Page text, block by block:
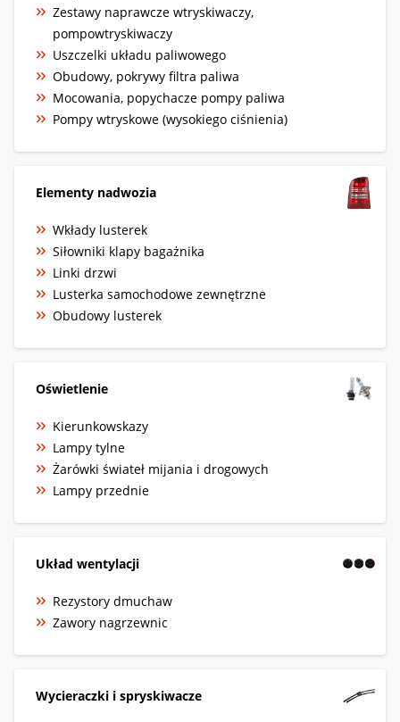
Zestawy naprawcze wtryskiwaczy,
pompowtryskiwaczy
Uszczelki układu paliwowego
Obudowy, pokrywy filtra paliwa
Mocowania, popychacze pompy paliwa
Pompy wtryskowe (wysokiego ciśnienia)
Elementy nadwozia
Wkłady lusterek
Siłowniki klapy bagażnika
Linki drzwi
Lusterka samochodowe zewnętrzne
Obudowy lusterek
Oświetlenie
Kierunkowskazy
Lampy tylne
Żarówki świateł mijania i drogowych
Lampy przednie
Układ wentylacji
Rezystory dmuchaw
Zawory nagrzewnic
Wycieraczki i spryskiwacze